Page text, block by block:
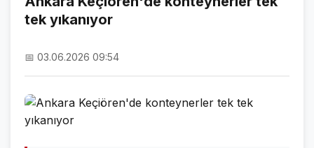
NAMAZ VAKİTLERİ
KRİPTO PARALAR
NÖBETÇİ ECZANELER
tek yıkanıyor
📅 03.06.2026 09:54